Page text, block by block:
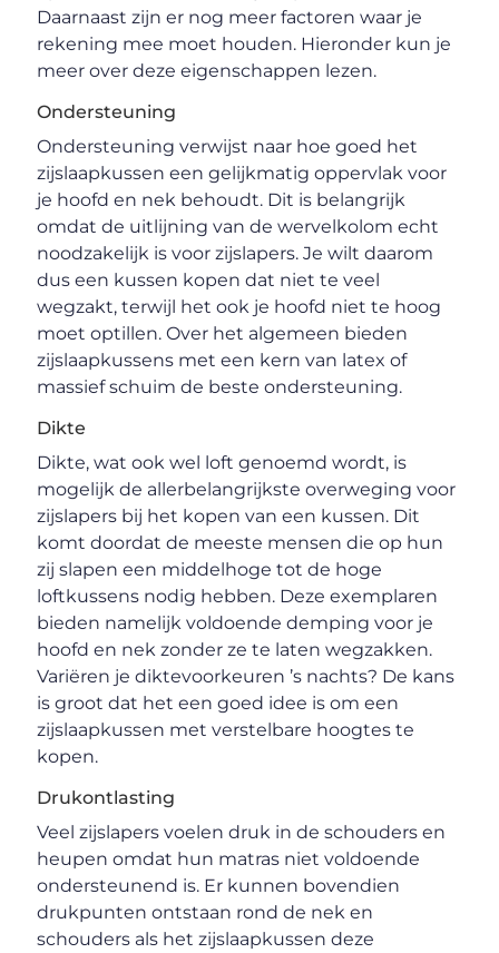
Daarnaast zijn er nog meer factoren waar je
rekening mee moet houden. Hieronder kun je
meer over deze eigenschappen lezen.
Ondersteuning
Ondersteuning verwijst naar hoe goed het
zijslaapkussen een gelijkmatig oppervlak voor
je hoofd en nek behoudt. Dit is belangrijk
omdat de uitlijning van de wervelkolom echt
noodzakelijk is voor zijslapers. Je wilt daarom
dus een kussen kopen dat niet te veel
wegzakt, terwijl het ook je hoofd niet te hoog
moet optillen. Over het algemeen bieden
zijslaapkussens met een kern van latex of
massief schuim de beste ondersteuning.
Dikte
Dikte, wat ook wel loft genoemd wordt, is
mogelijk de allerbelangrijkste overweging voor
zijslapers bij het kopen van een kussen. Dit
komt doordat de meeste mensen die op hun
zij slapen een middelhoge tot de hoge
loftkussens nodig hebben. Deze exemplaren
bieden namelijk voldoende demping voor je
hoofd en nek zonder ze te laten wegzakken.
Variëren je diktevoorkeuren ’s nachts? De kans
is groot dat het een goed idee is om een
zijslaapkussen met verstelbare hoogtes te
kopen.
Drukontlasting
Veel zijslapers voelen druk in de schouders en
heupen omdat hun matras niet voldoende
ondersteunend is. Er kunnen bovendien
drukpunten ontstaan rond de nek en
schouders als het zijslaapkussen deze